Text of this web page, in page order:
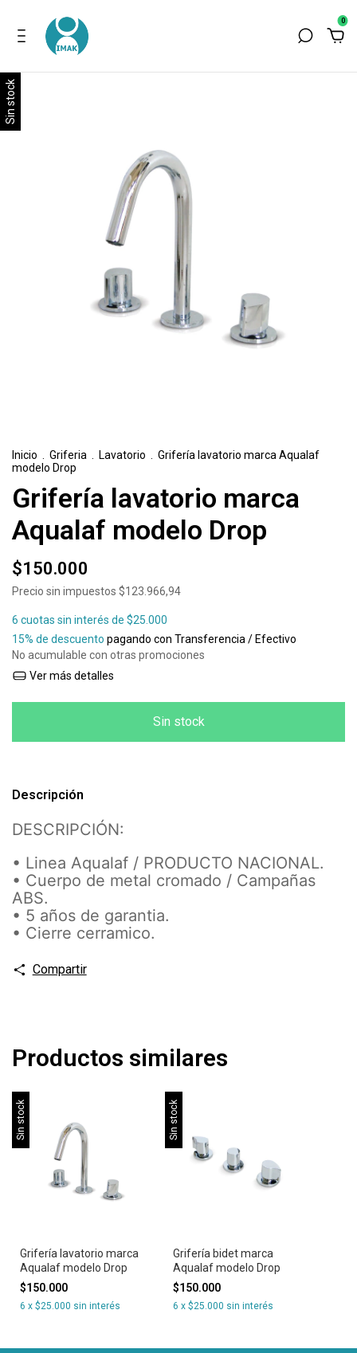
0
Sin stock
Inicio Griferia Lavatorio
Grifería lavatorio marca Aqualaf
modelo Drop
Grifería lavatorio marca
Aqualaf modelo Drop
$150.000
Precio sin impuestos $123.966,94
6 cuotas sin interés de $25.000
15% de descuento pagando con Transferencia / Efectivo
No acumulable con otras promociones
Ver más detalles
Descripción
DESCRIPCIÓN:
• Linea Aqualaf / PRODUCTO NACIONAL.
• Cuerpo de metal cromado / Campañas
ABS.
• 5 años de garantia.
• Cierre cerramico.
Compartir
Productos similares
Sin stock
Grifería lavatorio marca
Aqualaf modelo Drop
$150.000
6 x $25.000 sin interés
Sin stock
Grifería bidet marca
Aqualaf modelo Drop
$150.000
6 x$25.000 sin interés